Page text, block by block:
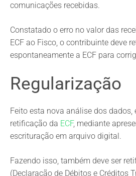
comunicações recebidas.
Constatado o erro no valor das
ECF ao Fisco, o contribuinte deve
espontaneamente a ECF para
Regularização
Feito esta nova análise dos dados,
retificação da ECF, mediante
escrituração em arquivo digital.
Fazendo isso, também deve ser
(Declaração de Débitos e Créditos